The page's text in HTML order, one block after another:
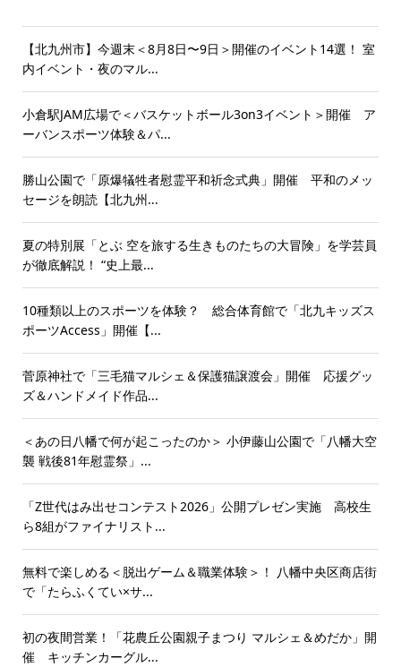
【北九州市】今週末＜8月8日〜9日＞開催のイベント14選！ 室
内イベント・夜のマル...
小倉駅JAM広場で＜バスケットボール3on3イベント＞開催 ア
ーバンスポーツ体験＆パ...
勝山公園で「原爆犠牲者慰霊平和祈念式典」開催 平和のメッ
セージを朗読【北九州...
夏の特別展「とぶ 空を旅する生きものたちの大冒険」を学芸員
が徹底解説！ “史上最...
10種類以上のスポーツを体験？ 総合体育館で「北九キッズス
ポーツAccess」開催【...
菅原神社で「三毛猫マルシェ＆保護猫譲渡会」開催 応援グッ
ズ＆ハンドメイド作品...
＜あの日八幡で何が起こったのか＞ 小伊藤山公園で「八幡大空
襲 戦後81年慰霊祭」...
「Z世代はみ出せコンテスト2026」公開プレゼン実施 高校生
ら8組がファイナリスト...
無料で楽しめる＜脱出ゲーム＆職業体験＞！ 八幡中央区商店街
で「たらふくてい×サ...
初の夜間営業！「花農丘公園親子まつり マルシェ＆めだか」開
催 キッチンカーグル...